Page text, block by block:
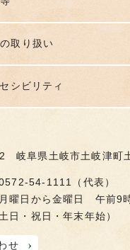
取り扱い
シビリティ
岐阜県土岐市土岐津町
54-1111（代表）
曜日から金曜日 午前9
日・祝日・年末年始）
せ